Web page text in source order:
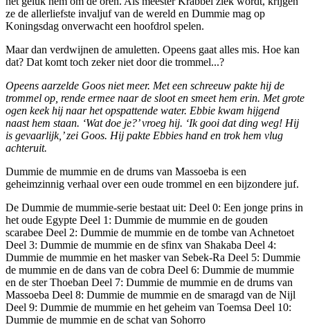
ze de allerliefste invaljuf van de wereld en Dummie mag op
Koningsdag onverwacht een hoofdrol spelen.
Maar dan verdwijnen de amuletten. Opeens gaat alles mis. Hoe kan
dat? Dat komt toch zeker niet door die trommel...?
Opeens aarzelde Goos niet meer. Met een schreeuw pakte hij de
trommel op, rende ermee naar de sloot en smeet hem erin. Met grote
ogen keek hij naar het opspattende water. Ebbie kwam hijgend
naast hem staan. ‘Wat doe je?’ vroeg hij. ‘Ik gooi dat ding weg! Hij
is gevaarlijk,’ zei Goos. Hij pakte Ebbies hand en trok hem vlug
achteruit.
Dummie de mummie en de drums van Massoeba is een
geheimzinnig verhaal over een oude trommel en een bijzondere juf.
De Dummie de mummie-serie bestaat uit: Deel 0: Een jonge prins in
het oude Egypte Deel 1: Dummie de mummie en de gouden
scarabee Deel 2: Dummie de mummie en de tombe van Achnetoet
Deel 3: Dummie de mummie en de sfinx van Shakaba Deel 4:
Dummie de mummie en het masker van Sebek-Ra Deel 5: Dummie
de mummie en de dans van de cobra Deel 6: Dummie de mummie
en de ster Thoeban Deel 7: Dummie de mummie en de drums van
Massoeba Deel 8: Dummie de mummie en de smaragd van de Nijl
Deel 9: Dummie de mummie en het geheim van Toemsa Deel 10:
Dummie de mummie en de schat van Sohorro